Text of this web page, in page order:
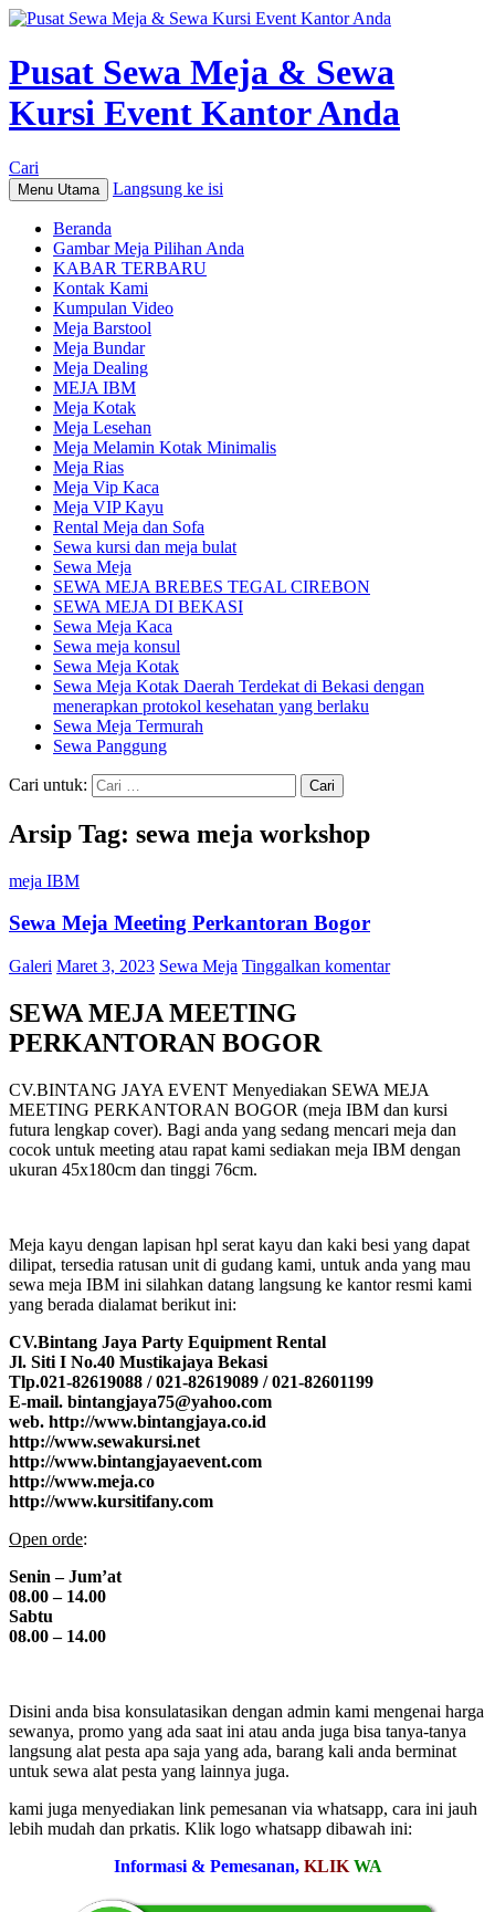
Pusat Sewa Meja & Sewa
Kursi Event Kantor Anda
Cari
Menu Utama Langsung ke isi
Beranda
Gambar Meja Pilihan Anda
KABAR TERBARU
Kontak Kami
Kumpulan Video
Meja Barstool
Meja Bundar
Meja Dealing
MEJA IBM
Meja Kotak
Meja Lesehan
Meja Melamin Kotak Minimalis
Meja Rias
Meja Vip Kaca
Meja VIP Kayu
Rental Meja dan Sofa
Sewa kursi dan meja bulat
Sewa Meja
SEWA MEJA BREBES TEGAL CIREBON
SEWA MEJA DI BEKASI
Sewa Meja Kaca
Sewa meja konsul
Sewa Meja Kotak
Sewa Meja Kotak Daerah Terdekat di Bekasi dengan
menerapkan protokol kesehatan yang berlaku
Sewa Meja Termurah
Sewa Panggung
Cari untuk:
Arsip Tag: sewa meja workshop
meja IBM
Sewa Meja Meeting Perkantoran Bogor
Galeri Maret 3, 2023 Sewa Meja Tinggalkan komentar
SEWA MEJA MEETING
PERKANTORAN BOGOR
CV.BINTANG JAYA EVENT Menyediakan SEWA MEJA
MEETING PERKANTORAN BOGOR (meja IBM dan kursi
futura lengkap cover). Bagi anda yang sedang mencari meja dan
cocok untuk meeting atau rapat kami sediakan meja IBM dengan
ukuran 45x180cm dan tinggi 76cm.
Meja kayu dengan lapisan hpl serat kayu dan kaki besi yang dapat
dilipat, tersedia ratusan unit di gudang kami, untuk anda yang mau
sewa meja IBM ini silahkan datang langsung ke kantor resmi kami
yang berada dialamat berikut ini:
CV.Bintang Jaya Party Equipment Rental
Jl. Siti I No.40 Mustikajaya Bekasi
Tlp.021-82619088 / 021-82619089 / 021-82601199
E-mail. bintangjaya75@yahoo.com
web. http://www.bintangjaya.co.id
http://www.sewakursi.net
http://www.bintangjayaevent.com
http://www.meja.co
http://www.kursitifany.com
Open orde:
Senin – Jum’at
08.00 – 14.00
Sabtu
08.00 – 14.00
Disini anda bisa konsulatasikan dengan admin kami mengenai harga
sewanya, promo yang ada saat ini atau anda juga bisa tanya-tanya
langsung alat pesta apa saja yang ada, barang kali anda berminat
untuk sewa alat pesta yang lainnya juga.
kami juga menyediakan link pemesanan via whatsapp, cara ini jauh
lebih mudah dan prkatis. Klik logo whatsapp dibawah ini:
Informasi & Pemesanan, KLIK WA